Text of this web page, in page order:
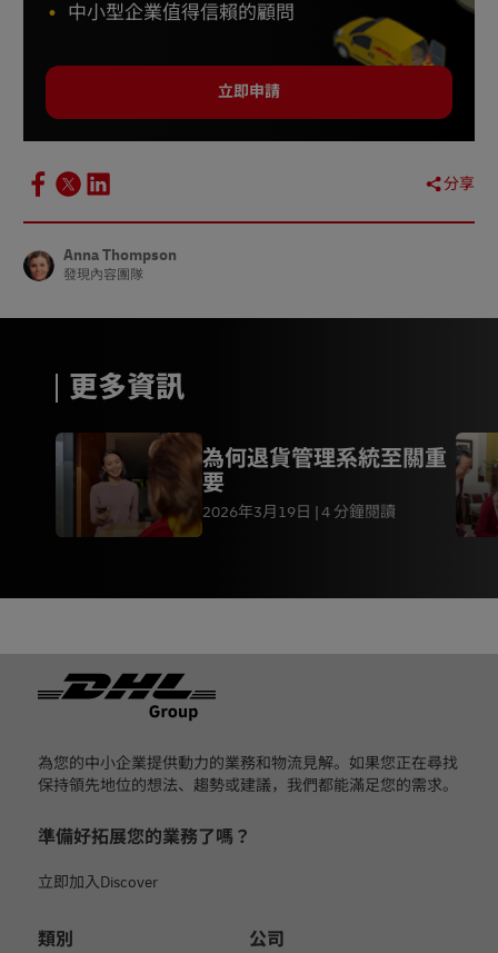
中小型企業值得信賴的顧問
立即申請
分享
Anna Thompson
發現內容團隊
更多資訊
為何退貨管理系統至關重
要
2026年3月19日 4 分鐘閱讀
為您的中小企業提供動力的業務和物流見解。如果您正在尋找
保持領先地位的想法、趨勢或建議，我們都能滿足您的需求。
準備好拓展您的業務了嗎？
立即加入Discover
類別 公司